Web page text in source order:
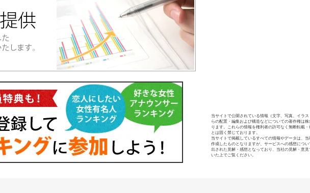
当サイトで公開されている情報（文字、写真、イラ
らの配置・編集および構造などについての著作権は
ります。これらの情報を権利者の許可なく無断転載
とは固く禁じております。
当サイトで掲載しているすべての情報やデータは、
作成したものとなりますが、サービスへの感想につ
出された見解・感想となっており、当社の見解・意
いた上でご覧ください。